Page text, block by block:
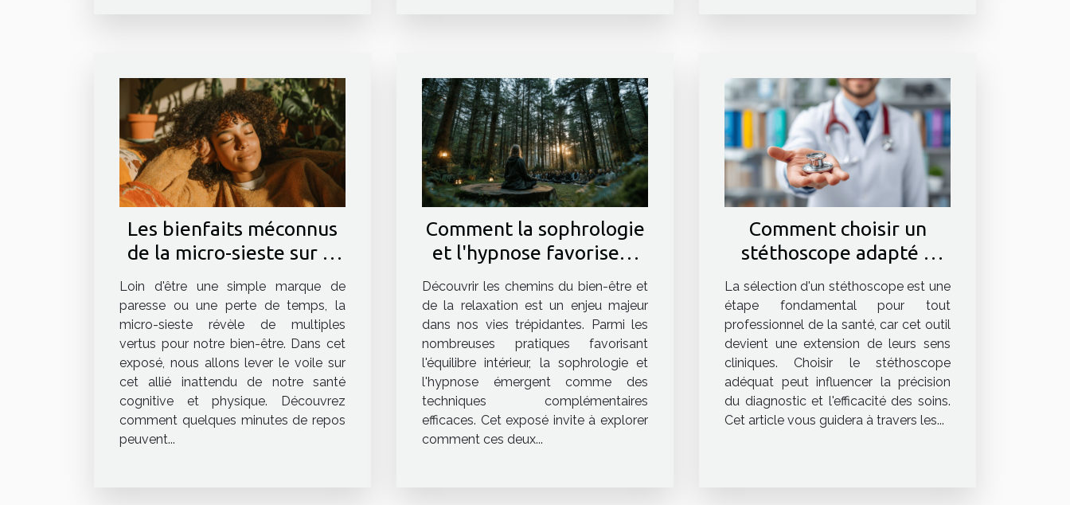
Les bienfaits méconnus
de la micro-sieste sur la
santé cognitive et
physique
Loin d'être une simple marque de
paresse ou une perte de temps, la
micro-sieste révèle de multiples
vertus pour notre bien-être. Dans cet
exposé, nous allons lever le voile sur
cet allié inattendu de notre santé
cognitive et physique. Découvrez
comment quelques minutes de repos
peuvent...
Comment la sophrologie
et l'hypnose favorisent
le bien-être et la
relaxation
Découvrir les chemins du bien-être et
de la relaxation est un enjeu majeur
dans nos vies trépidantes. Parmi les
nombreuses pratiques favorisant
l'équilibre intérieur, la sophrologie et
l'hypnose émergent comme des
techniques complémentaires
efficaces. Cet exposé invite à explorer
comment ces deux...
Comment choisir un
stéthoscope adapté à
votre spécialité médicale
La sélection d'un stéthoscope est une
étape fondamental pour tout
professionnel de la santé, car cet outil
devient une extension de leurs sens
cliniques. Choisir le stéthoscope
adéquat peut influencer la précision
du diagnostic et l'efficacité des soins.
Cet article vous guidera à travers les...